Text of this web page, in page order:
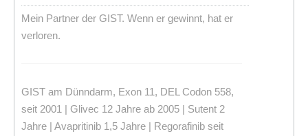
Mein Partner der GIST. Wenn er gewinnt, hat er
verloren.
GIST am Dünndarm, Exon 11, DEL Codon 558,
seit 2001 | Glivec 12 Jahre ab 2005 | Sutent 2
Jahre | Avapritinib 1,5 Jahre | Regorafinib seit